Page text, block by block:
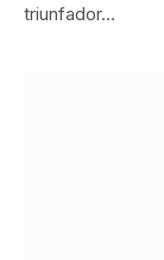
triunfador…